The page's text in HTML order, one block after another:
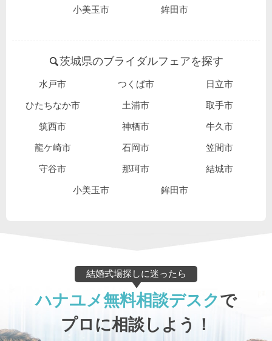
小美玉市 鉾田市
茨城県のブライダルフェアを探す
水戸市 つくば市 日立市
ひたちなか市 土浦市 取手市
筑西市 神栖市 牛久市
龍ケ崎市 石岡市 笠間市
守谷市 那珂市 結城市
小美玉市 鉾田市
結婚式場探しに迷ったら
ハナユメ無料相談デスクで
プロに相談しよう！